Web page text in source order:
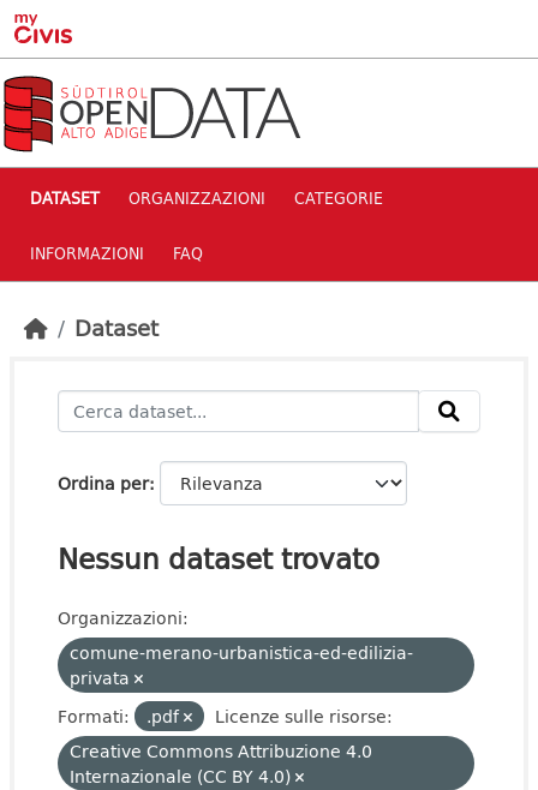
Skip to main content
DATASET ORGANIZZAZIONI CATEGORIE
INFORMAZIONI FAQ
Dataset
Ordina per
Nessun dataset trovato
Organizzazioni:
comune-merano-urbanistica-ed-edilizia-
privata
Formati:
.pdf
Licenze sulle risorse:
Creative Commons Attribuzione 4.0
Internazionale (CC BY 4.0)